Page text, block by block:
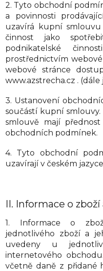
2. Tyto obchodní
a povinnosti
uzavírá kupní
činnost jako
podnikatelské
prostřednictvím
webové stránce
www.azstrecha.cz .
3. Ustanovení
součástí kupní
smlouvě mají
obchodních podmínek.
4. Tyto obchodní
uzavírají v českém
II. Informace o zboží
1. Informace o
jednotlivého zboží a
uvedeny u
internetového
včetně daně z přidané